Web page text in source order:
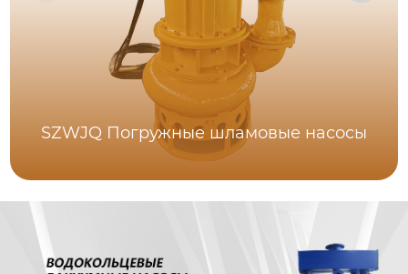
SZWJQ Погружные шламовые насосы